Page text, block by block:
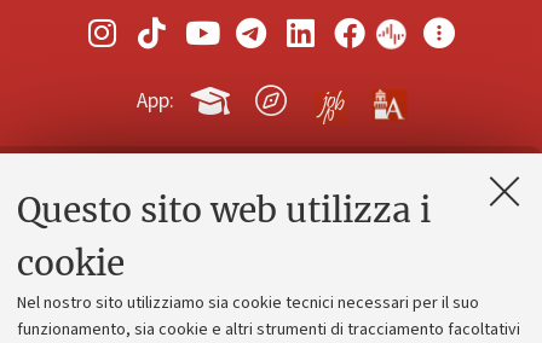
Questo sito web utilizza i
cookie
Nel nostro sito utilizziamo sia cookie tecnici necessari per il suo
funzionamento, sia cookie e altri strumenti di tracciamento facoltativi
App:
Contatti e PEC
Alumni community